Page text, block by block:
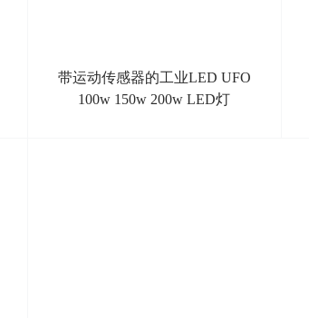
带运动传感器的工业LED UFO
100w 150w 200w LED灯